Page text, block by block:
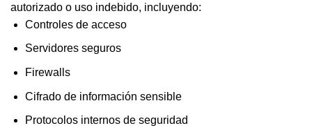
autorizado o uso indebido, incluyendo:
Controles de acceso
Servidores seguros
Firewalls
Cifrado de información sensible
Protocolos internos de seguridad